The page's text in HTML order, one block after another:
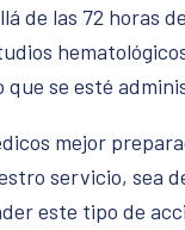
de las 72 horas
que se esté
mejor
servicio, sea
este tipo de